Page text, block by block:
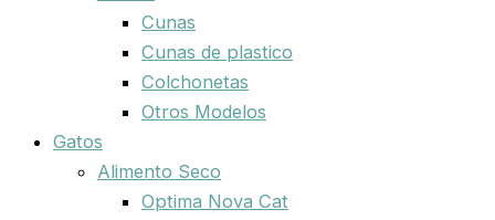
Cunas
Cunas de plastico
Colchonetas
Otros Modelos
Gatos
Alimento Seco
Optima Nova Cat